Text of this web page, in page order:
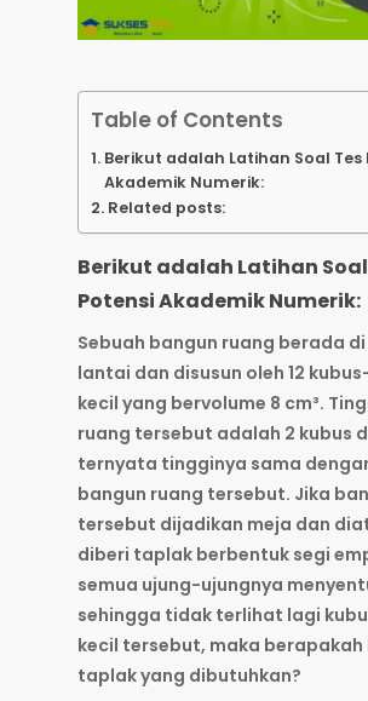
Table of Contents
Berikut adalah Latihan Soal Tes
Akademik Numerik:
Related posts:
Berikut adalah Latihan
Potensi Akademik Numerik:
Sebuah bangun ruang berada
lantai dan disusun oleh 12
kecil yang bervolume 8 cm³.
ruang tersebut adalah 2 kubus
ternyata tingginya sama
bangun ruang tersebut. Jika
tersebut dijadikan meja dan
diberi taplak berbentuk segi
semua ujung-ujungnya
sehingga tidak terlihat lagi
kecil tersebut, maka berapakah
taplak yang dibutuhkan?